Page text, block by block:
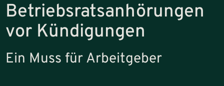
Betriebsratsanhörungen
vor Kündigungen
Ein Muss für Arbeitgeber